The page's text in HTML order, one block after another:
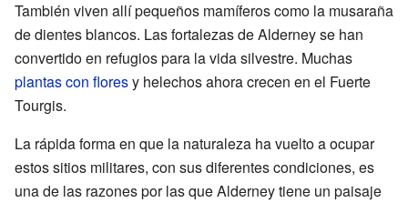
También viven allí pequeños mamíferos como la musaraña
de dientes blancos. Las fortalezas de Alderney se han
convertido en refugios para la vida silvestre. Muchas
plantas con floresy helechos ahora crecen en el Fuerte
Tourgis.
La rápida forma en que la naturaleza ha vuelto a ocupar
estos sitios militares, con sus diferentes condiciones, es
una de las razones por las que Alderney tiene un paisaje